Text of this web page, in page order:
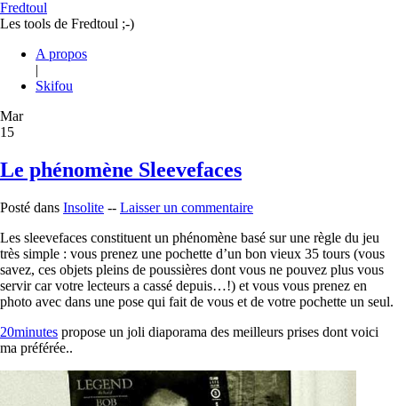
Fredtoul
Les tools de Fredtoul ;-)
A propos
|
Skifou
Mar
15
Le phénomène Sleevefaces
Posté dans Insolite -- Laisser un commentaire
Les sleevefaces constituent un phénomène basé sur une règle du jeu
très simple : vous prenez une pochette d’un bon vieux 35 tours (vous
savez, ces objets pleins de poussières dont vous ne pouvez plus vous
servir car votre lecteurs a cassé depuis…!) et vous vous prenez en
photo avec dans une pose qui fait de vous et de votre pochette un seul.
20minutes propose un joli diaporama des meilleurs prises dont voici
ma préférée..